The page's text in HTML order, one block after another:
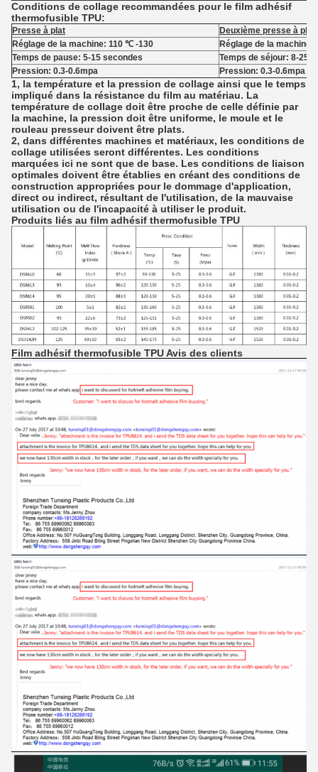
Conditions de collage recommandées pour le film adhésif
thermofusible TPU:
Presse à plat
Deuxième presse à plat
Réglage de la machine: 110 ℃ -130
Réglage de la
Temps de pause: 5-15 secondes
Temps de séjour: 8-25
Pression: 0.3-0.6mpa
Pression: 0.3-0.6mpa
1, la température et la pression de collage ainsi que le temps
impliqué dans la résistance du film au matériau. La
température de collage doit être proche de celle définie par
la machine, la pression doit être uniforme, le moule et le
rouleau presseur doivent être plats.
2, dans différentes machines et matériaux, les conditions de
collage utilisées seront différentes. Les conditions
marquées ici ne sont que de base. Les conditions de liaison
optimales doivent être établies en créant des conditions de
construction appropriées pour le dommage d'application,
direct ou indirect, résultant de l'utilisation, de la mauvaise
utilisation ou de l'incapacité à utiliser le produit.
Produits liés au film adhésif thermofusible TPU
Film adhésif thermofusible TPU Avis des clients